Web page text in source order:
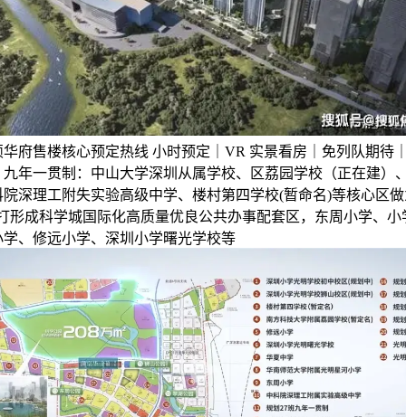
府售楼核心预定热线 小时预定｜VR 实景看房｜免列队期待
年一贯制：中山大学深圳从属学校、区荔园学校（正在建）
深理工附失实验高级中学、楼村第四学校(暂命名)等核心区
形成科学城国际化高质量优良公共办事配套区，东周小学、小
、修远小学、深圳小学曙光学校等